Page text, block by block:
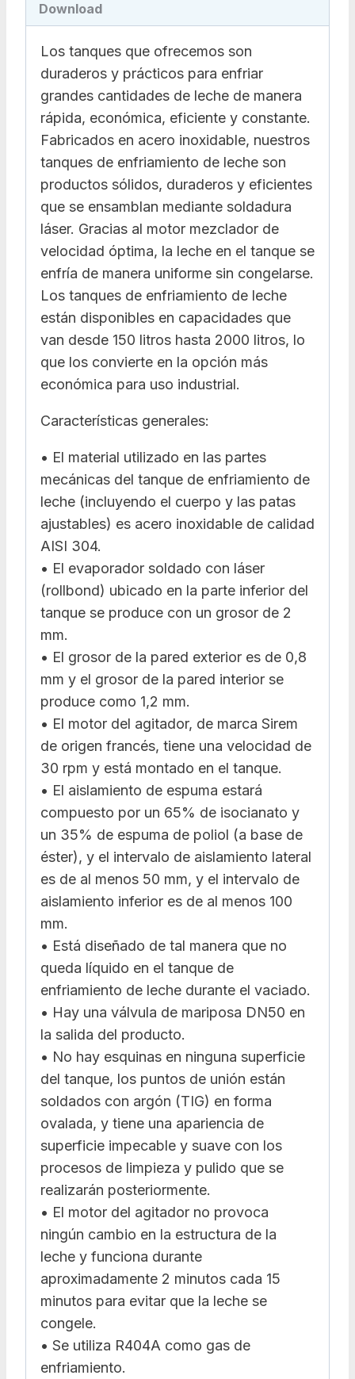
Download
Los tanques que ofrecemos son
duraderos y prácticos para enfriar
grandes cantidades de leche de manera
rápida, económica, eficiente y constante.
Fabricados en acero inoxidable, nuestros
tanques de enfriamiento de leche son
productos sólidos, duraderos y eficientes
que se ensamblan mediante soldadura
láser. Gracias al motor mezclador de
velocidad óptima, la leche en el tanque se
enfría de manera uniforme sin congelarse.
Los tanques de enfriamiento de leche
están disponibles en capacidades que
van desde 150 litros hasta 2000 litros, lo
que los convierte en la opción más
económica para uso industrial.
Características generales:
• El material utilizado en las partes
mecánicas del tanque de enfriamiento de
leche (incluyendo el cuerpo y las patas
ajustables) es acero inoxidable de calidad
AISI 304.
• El evaporador soldado con láser
(rollbond) ubicado en la parte inferior del
tanque se produce con un grosor de 2
mm.
• El grosor de la pared exterior es de 0,8
mm y el grosor de la pared interior se
produce como 1,2 mm.
• El motor del agitador, de marca Sirem
de origen francés, tiene una velocidad de
30 rpm y está montado en el tanque.
• El aislamiento de espuma estará
compuesto por un 65% de isocianato y
un 35% de espuma de poliol (a base de
éster), y el intervalo de aislamiento lateral
es de al menos 50 mm, y el intervalo de
aislamiento inferior es de al menos 100
mm.
• Está diseñado de tal manera que no
queda líquido en el tanque de
enfriamiento de leche durante el vaciado.
• Hay una válvula de mariposa DN50 en
la salida del producto.
• No hay esquinas en ninguna superficie
del tanque, los puntos de unión están
soldados con argón (TIG) en forma
ovalada, y tiene una apariencia de
superficie impecable y suave con los
procesos de limpieza y pulido que se
realizarán posteriormente.
• El motor del agitador no provoca
ningún cambio en la estructura de la
leche y funciona durante
aproximadamente 2 minutos cada 15
minutos para evitar que la leche se
congele.
• Se utiliza R404A como gas de
enfriamiento.